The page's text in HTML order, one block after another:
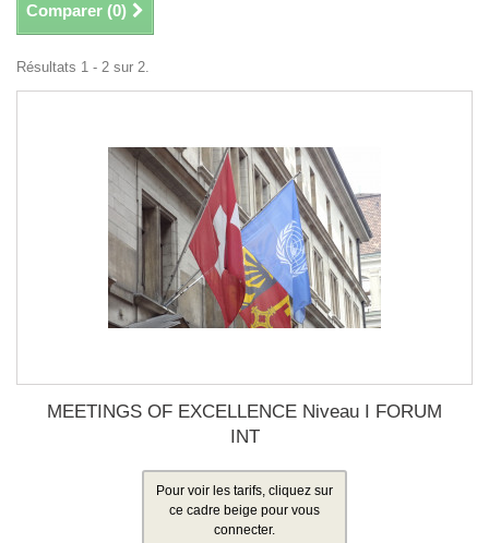
Comparer (0)
Résultats 1 - 2 sur 2.
MEETINGS OF EXCELLENCE Niveau I FORUM
INT
Pour voir les tarifs, cliquez sur
ce cadre beige pour vous
connecter.